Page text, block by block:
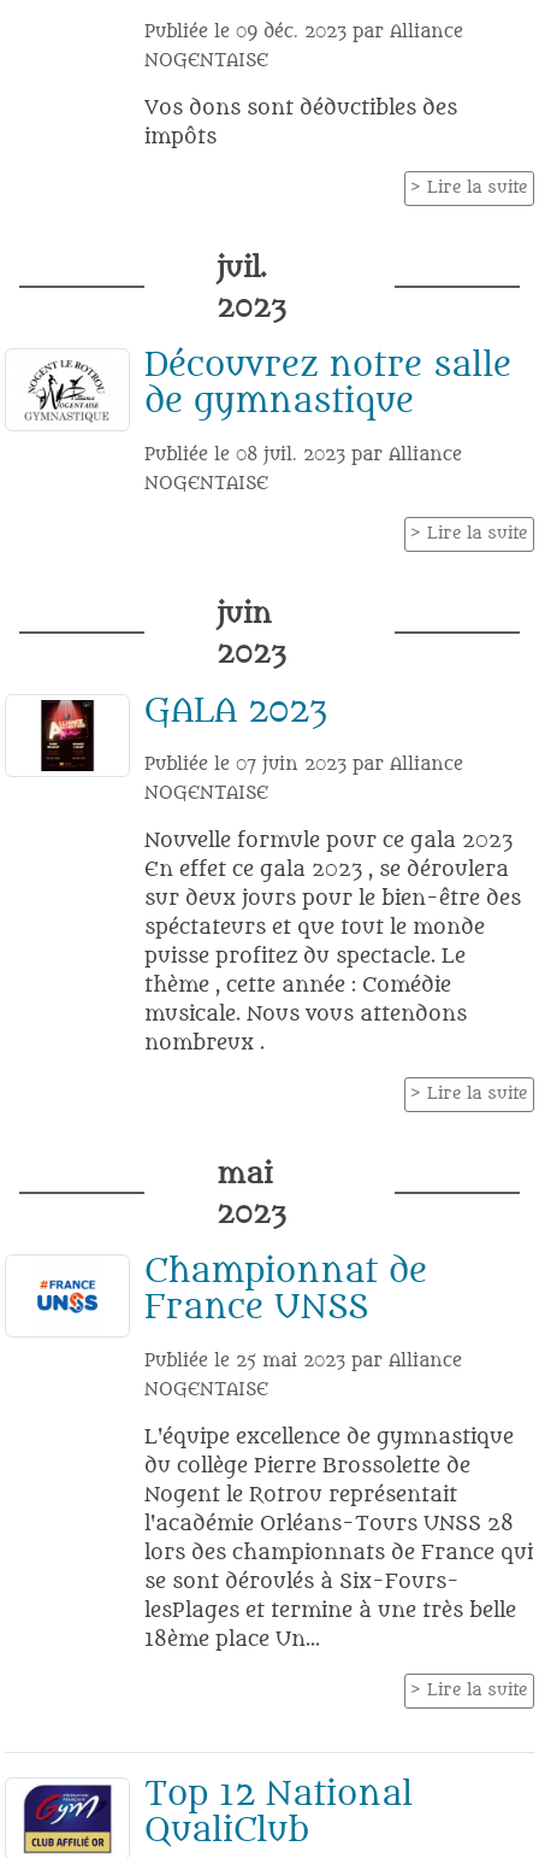
Publiée le 09 déc. 2023 par Alliance
NOGENTAISE
Vos dons sont déductibles des
impôts
Lire la suite
juil.
2023
Découvrez notre salle
de gymnastique
Publiée le 08 juil. 2023 par Alliance
NOGENTAISE
Lire la suite
juin
2023
GALA 2023
Publiée le 07 juin 2023 par Alliance
NOGENTAISE
Nouvelle formule pour ce gala 2023
En effet ce gala 2023 , se déroulera
sur deux jours pour le bien-être des
spéctateurs et que tout le monde
puisse profitez du spectacle. Le
thème , cette année : Comédie
musicale. Nous vous attendons
nombreux .
Lire la suite
mai
2023
Championnat de
France UNSS
Publiée le 25 mai 2023 par Alliance
NOGENTAISE
L'équipe excellence de gymnastique
du collège Pierre Brossolette de
Nogent le Rotrou représentait
l'académie Orléans-Tours UNSS 28
lors des championnats de France qui
se sont déroulés à Six-Fours-
lesPlages et termine à une très belle
18ème place Un...
Lire la suite
Top 12 National
QualiClub